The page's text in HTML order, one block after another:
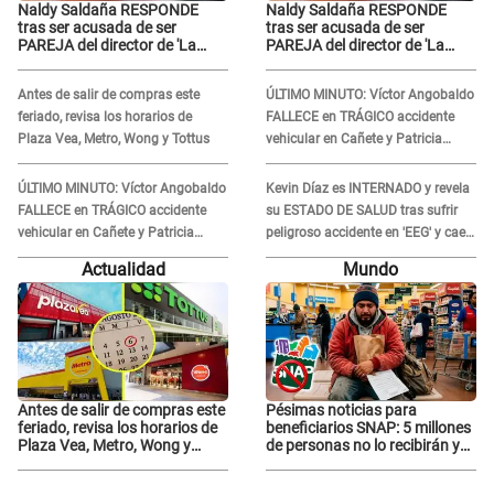
Naldy Saldaña RESPONDE
tras ser acusada de ser
PAREJA del director de 'La
Antes de salir de compras este
feriado, revisa los horarios de
Plaza Vea, Metro, Wong y Tottus
ÚLTIMO MINUTO: Víctor Angobaldo
FALLECE en TRÁGICO accidente
vehicular en Cañete y Patricia
Alquinta lo confirma
Naldy Saldaña RESPONDE
tras ser acusada de ser
PAREJA del director de 'La
"Quieren tapar lo evidente..."
ÚLTIMO MINUTO: Víctor Angobaldo
FALLECE en TRÁGICO accidente
vehicular en Cañete y Patricia
Alquinta lo confirma
Kevin Díaz es INTERNADO y revela
su ESTADO DE SALUD tras sufrir
peligroso accidente en 'EEG' y caer
desde altura de ocho metros
Actualidad
Antes de salir de compras este
feriado, revisa los horarios de
Plaza Vea, Metro, Wong y
Mundo
Pésimas noticias para
beneficiarios SNAP: 5 millones
de personas no lo recibirán y